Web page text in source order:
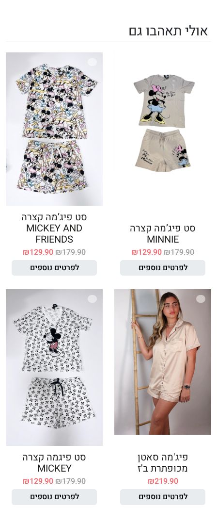
אולי תאהבו גם
סט פיג’מה קצרה
MINNIE
₪179.90
₪129.90
לפרטים נוספים
סט פיג’מה קצרה
MICKEY AND
FRIENDS
₪179.90
₪129.90
לפרטים נוספים
פיג'מה סאטן
מכופתרת ב'ז
₪219.90
לפרטים נוספים
סט פיגמה קצרה
MICKEY
₪179.90
₪129.90
לפרטים נוספים